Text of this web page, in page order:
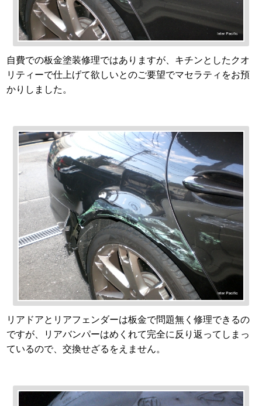
自費での板金塗装修理ではありますが、キチンとしたクオ
リティーで仕上げて欲しいとのご要望でマセラティをお預
かりしました。
リアドアとリアフェンダーは板金で問題無く修理できるの
ですが、リアバンパーはめくれて完全に反り返ってしまっ
ているので、交換せざるをえません。